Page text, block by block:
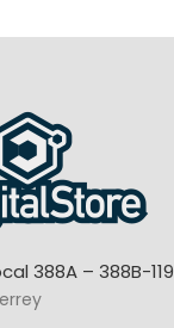
388A – 388B-119